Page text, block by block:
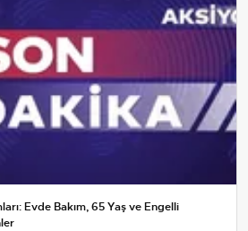
Evde Bakım, 65 Yaş ve Engelli